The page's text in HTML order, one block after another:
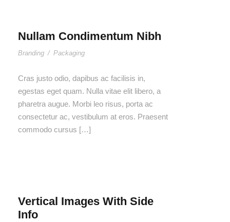
Nullam Condimentum Nibh
Branding / Packaging
Cras justo odio, dapibus ac facilisis in,
egestas eget quam. Nulla vitae elit libero, a
pharetra augue. Morbi leo risus, porta ac
consectetur ac, vestibulum at eros. Praesent
commodo cursus […]
Vertical Images With Side
Info